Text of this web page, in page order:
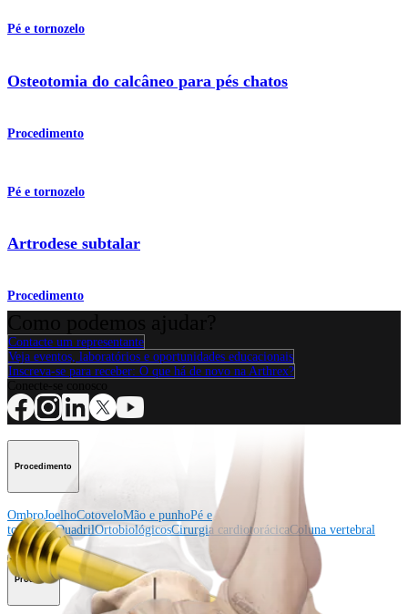
Pé e tornozelo
Osteotomia do calcâneo para pés chatos
Procedimento
Pé e tornozelo
Artrodese subtalar
Procedimento
Contacte um representante
Veja eventos, laboratórios e oportunidades educacionais
Inscreva-se para receber: O que há de novo na Arthrex?
Procedimento
OmbroJoelhoCotoveloMão e punhoPé e
tornozeloQuadrilOrtobiológicosCirurgia cardiotorácicaColuna vertebral
Producto